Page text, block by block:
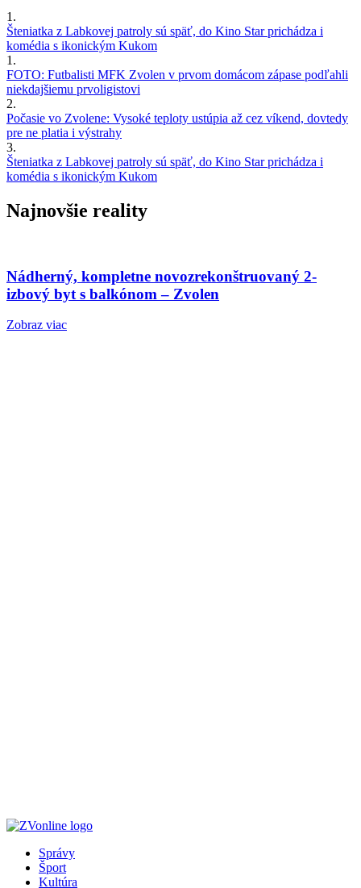
1.
Šteniatka z Labkovej patroly sú späť, do Kino Star prichádza i
komédia s ikonickým Kukom
1.
FOTO: Futbalisti MFK Zvolen v prvom domácom zápase podľahli
niekdajšiemu prvoligistovi
2.
Počasie vo Zvolene: Vysoké teploty ustúpia až cez víkend, dovtedy
pre ne platia i výstrahy
3.
Šteniatka z Labkovej patroly sú späť, do Kino Star prichádza i
komédia s ikonickým Kukom
Najnovšie reality
Nádherný, kompletne novozrekonštruovaný 2-
izbový byt s balkónom – Zvolen
Zobraz viac
Správy
Šport
Kultúra